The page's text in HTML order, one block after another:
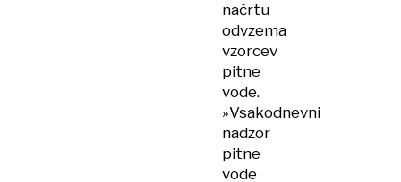
načrtu
odvzema
vzorcev
pitne
vode.
»Vsakodnevni
nadzor
pitne
vode